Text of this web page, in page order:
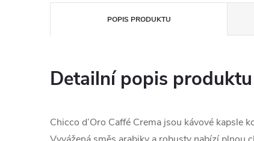
POPIS PRODUKTU
Detailní popis produktu
Chicco d’Oro Caffé Crema jsou kávové kapsle